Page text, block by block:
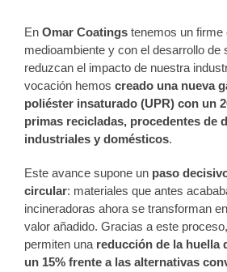
En Omar Coatings tenemos un
medioambiente y con el desarrollo de
reduzcan el impacto de nuestra
vocación hemos creado una nueva
poliéster insaturado (UPR) con un
primas recicladas, procedentes de
industriales y domésticos.
Este avance supone un paso
circular: materiales que antes
incineradoras ahora se transforman
valor añadido. Gracias a este
permiten una reducción de la huella
un 15% frente a las alternativas